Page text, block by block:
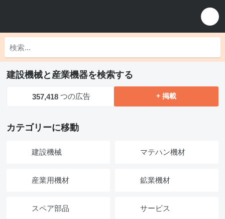
建設機械と産業機器を検索する
357,418 つの広告 + 掲載
カテゴリーに移動
建設機械 マテハン機材
産業用機材 鉱業機材
スペア部品 サービス